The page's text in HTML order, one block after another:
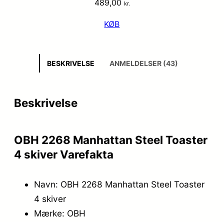
489,00 kr.
KØB
BESKRIVELSE ANMELDELSER (43)
Beskrivelse
OBH 2268 Manhattan Steel Toaster
4 skiver Varefakta
Navn: OBH 2268 Manhattan Steel Toaster
4 skiver
Mærke: OBH